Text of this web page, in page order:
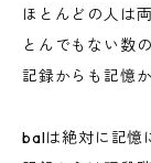
ほとんどの人は
とんでもない数
記録からも記憶
balは絶対に記憶